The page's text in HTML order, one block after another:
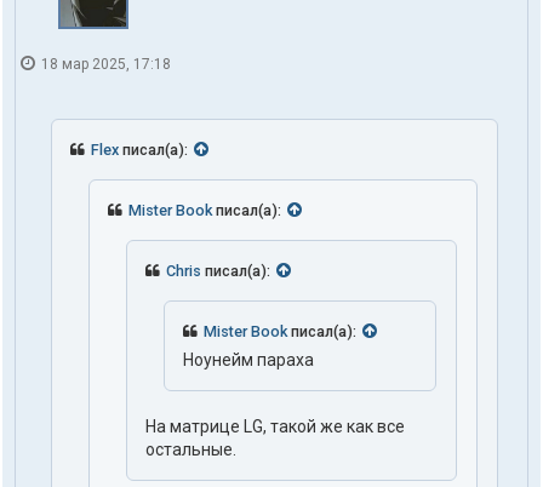
18 мар 2025, 17:18
Flex писал(а):
Mister Book писал(а):
Chris писал(а):
Mister Book писал(а):
Ноунейм параха
На матрице LG, такой же как все
остальные.